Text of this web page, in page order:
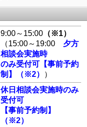
9:00～15:00 （※1）
（15:00～19:00 夕方
相談会実施時
のみ受付可【事前予約
制】（※2）
）
休日相談会実施時のみ
受付可
【事前予約制】
（※2）